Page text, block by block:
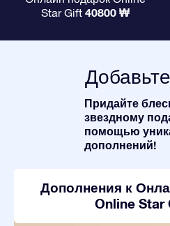
Star Gift 40800 ₩
Придайте
звездному
помощью
дополнений!
Дополнения к
Online Star